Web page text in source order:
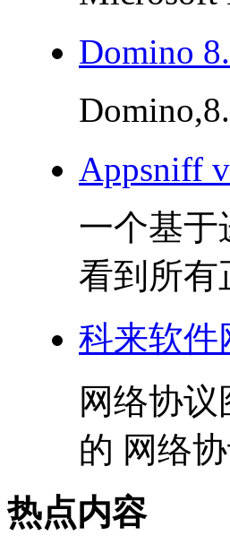
Domino
Appsniff
一个基于
看到所有
科来软件
网络协
的 网络
热点内容